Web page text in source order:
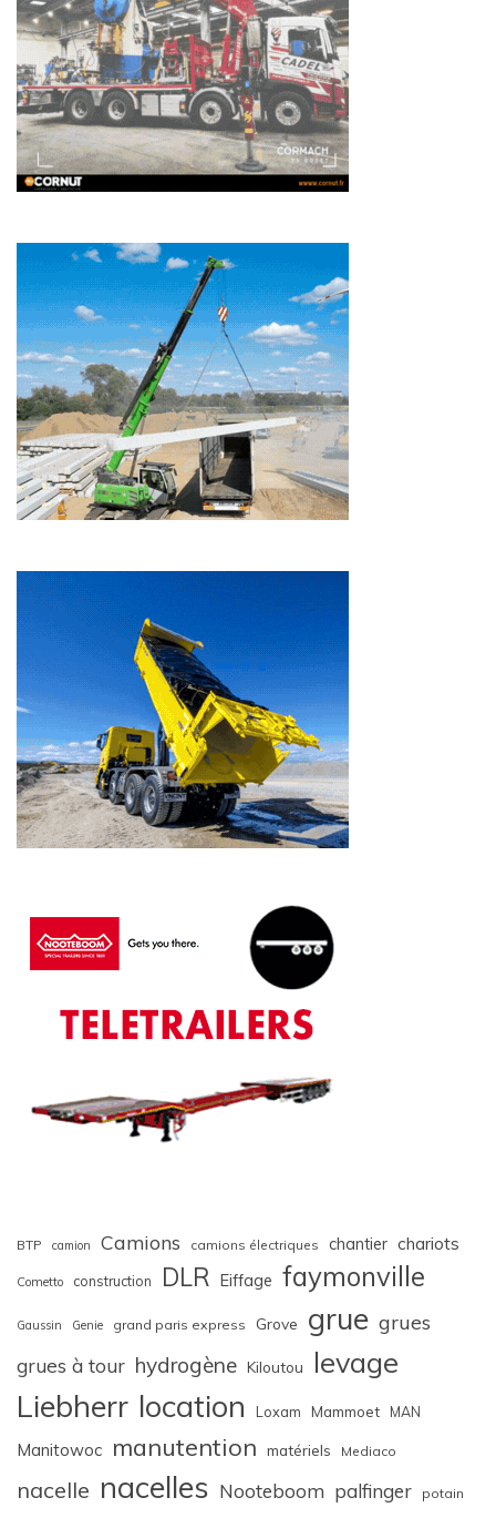
BTP camion Camions camions électriques chantier chariots
Cometto construction DLR Eiffage faymonville
Gaussin Genie grand paris express Grove grue grues
grues à tour hydrogène Kiloutou levage
Liebherr location Loxam Mammoet MAN
Manitowoc manutention matériels Mediaco
nacelle nacelles Nooteboom palfinger potain